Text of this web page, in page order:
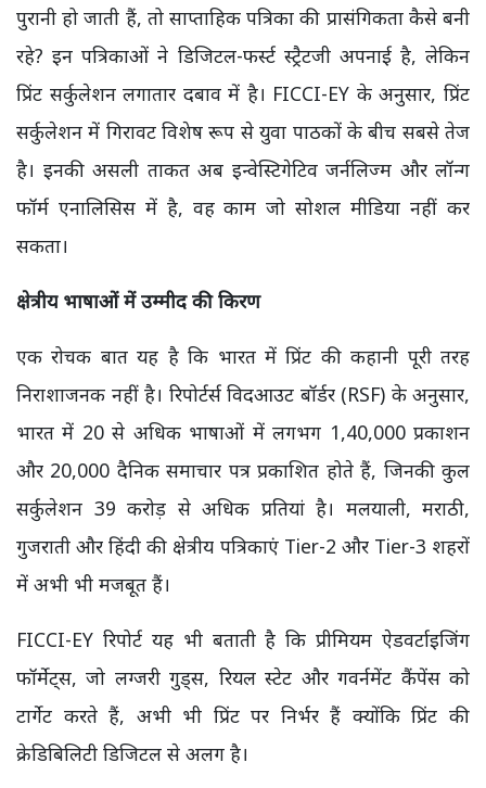
पुरानी हो जाती हैं, तो साप्ताहिक पत्रिका की प्रासंगिकता कैसे बनी
रहे? इन पत्रिकाओं ने डिजिटल-फर्स्ट स्ट्रैटजी अपनाई है, लेकिन
प्रिंट सर्कुलेशन लगातार दबाव में है। FICCI-EY के अनुसार, प्रिंट
सर्कुलेशन में गिरावट विशेष रूप से युवा पाठकों के बीच सबसे तेज
है। इनकी असली ताकत अब इन्वेस्टिगेटिव जर्नलिज्म और लॉन्ग
फॉर्म एनालिसिस में है, वह काम जो सोशल मीडिया नहीं कर
सकता।
क्षेत्रीय भाषाओं में उम्मीद की किरण
एक रोचक बात यह है कि भारत में प्रिंट की कहानी पूरी तरह
निराशाजनक नहीं है। रिपोर्टर्स विदआउट बॉर्डर (RSF) के अनुसार,
भारत में 20 से अधिक भाषाओं में लगभग 1,40,000 प्रकाशन
और 20,000 दैनिक समाचार पत्र प्रकाशित होते हैं, जिनकी कुल
सर्कुलेशन 39 करोड़ से अधिक प्रतियां है। मलयाली, मराठी,
गुजराती और हिंदी की क्षेत्रीय पत्रिकाएं Tier-2 और Tier-3 शहरों
में अभी भी मजबूत हैं।
FICCI-EY रिपोर्ट यह भी बताती है कि प्रीमियम ऐडवर्टाइजिंग
फॉर्मेट्स, जो लग्जरी गुड्स, रियल स्टेट और गवर्नमेंट कैंपेंस को
टार्गेट करते हैं, अभी भी प्रिंट पर निर्भर हैं क्योंकि प्रिंट की
क्रेडिबिलिटी डिजिटल से अलग है।